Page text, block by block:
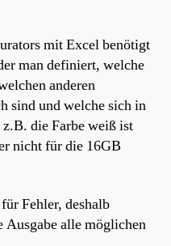
mit Excel benötigt
man definiert, welche
anderen
sind und welche sich in
die Farbe weiß ist
nicht für die 16GB
Fehler, deshalb
Ausgabe alle möglichen